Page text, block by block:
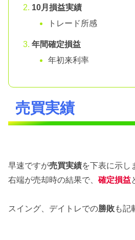
10月損益実績
トレード所感
年間確定損益
年初来利率
売買実績
早速ですが売買実績を下表に示し
右端が売却時の結果で、 確定損益
スイング、デイトレでの勝敗も記